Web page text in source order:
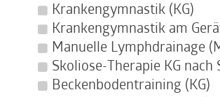
Krankengymnastik (KG)
Krankengymnastik am
Manuelle Lymphdrainage
Skoliose-Therapie KG nach
Beckenbodentraining (KG)